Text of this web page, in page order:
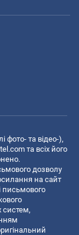
фото- та відео-),
та всіх його
дозволу
на сайт
письмового
систем,